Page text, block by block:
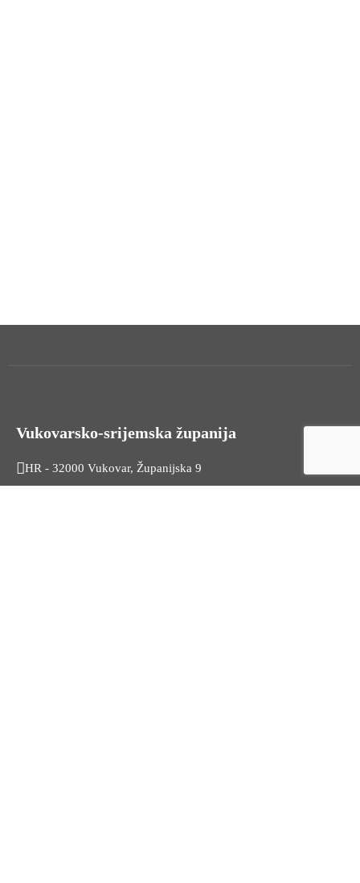
Vukovarsko-srijemska županija
HR - 32000 Vukovar, Županijska 9